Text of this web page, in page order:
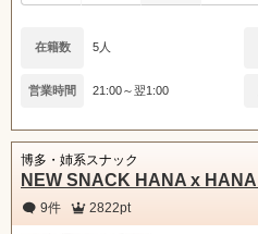
在籍数 5人
営業時間 21:00～翌1:00
博多・姉系スナック
NEW SNACK HANA x HANA
9件 2822pt